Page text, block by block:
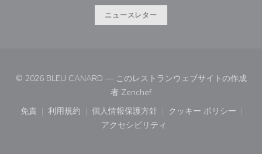
ニュースレター
© 2026 BLEU CANARD — このレストランウェブサイトの作成
者 Zenchef((新しいウィンドウで開きま
免責
((新しいウィンドウで開きます))
利用規約
((新しいウィンドウで開きます))
個人情報保護方針
((新しいウィンドウで開きます))
クッキー ポリシー
((新しいウィ
アクセシビリティ
((新しいウィンドウで開きます))